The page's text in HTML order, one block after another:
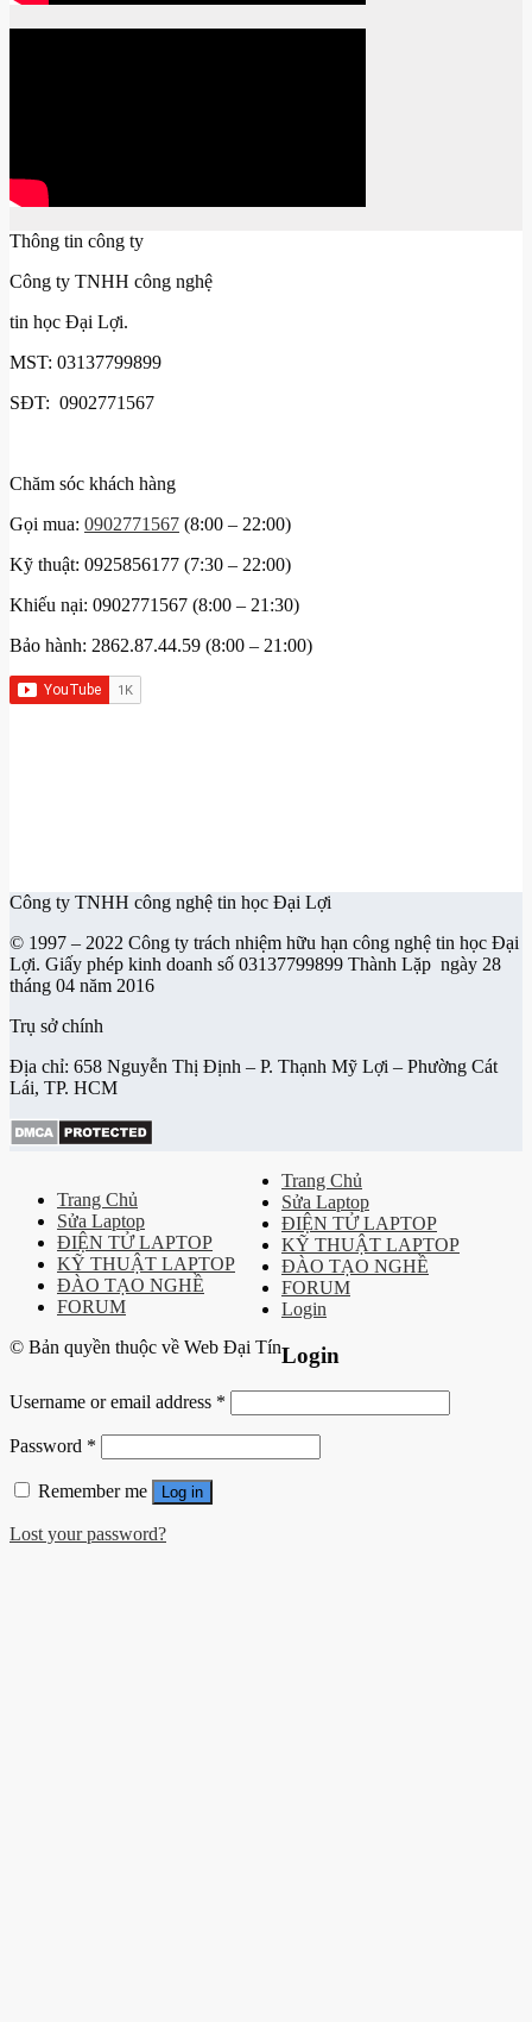
Thông tin công ty
Công ty TNHH công nghệ
tin học Đại Lợi.
MST: 03137799899
SĐT: 0902771567
Chăm sóc khách hàng
Gọi mua: 0902771567 (8:00 – 22:00)
Kỹ thuật: 0925856177 (7:30 – 22:00)
Khiếu nại: 0902771567 (8:00 – 21:30)
Bảo hành: 2862.87.44.59 (8:00 – 21:00)
Công ty TNHH công nghệ tin học Đại Lợi
© 1997 – 2022 Công ty trách nhiệm hữu hạn công nghệ tin học Đại
Lợi. Giấy phép kinh doanh số 03137799899 Thành Lặp ngày 28
tháng 04 năm 2016
Trụ sở chính
Địa chỉ: 658 Nguyễn Thị Định – P. Thạnh Mỹ Lợi – Phường Cát
Lái, TP. HCM
Trang Chủ
Sửa Laptop
ĐIỆN TỬ LAPTOP
KỸ THUẬT LAPTOP
ĐÀO TẠO NGHỀ
FORUM
© Bản quyền thuộc về Web Đại Tín
Trang Chủ
Sửa Laptop
ĐIỆN TỬ LAPTOP
KỸ THUẬT LAPTOP
ĐÀO TẠO NGHỀ
FORUM
Login
Login
Username or email address *
Password *
Remember me Log in
Lost your password?